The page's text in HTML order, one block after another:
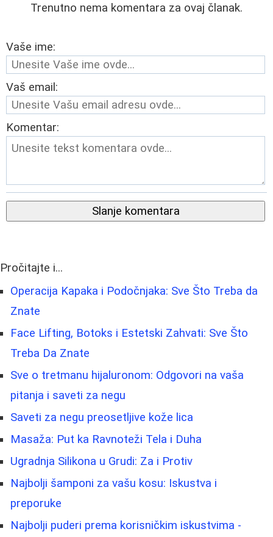
Trenutno nema komentara za ovaj članak.
Vaše ime:
Vaš email:
Komentar:
Slanje komentara
Pročitajte i...
Operacija Kapaka i Podočnjaka: Sve Što Treba da
Znate
Face Lifting, Botoks i Estetski Zahvati: Sve Što
Treba Da Znate
Sve o tretmanu hijaluronom: Odgovori na vaša
pitanja i saveti za negu
Saveti za negu preosetljive kože lica
Masaža: Put ka Ravnoteži Tela i Duha
Ugradnja Silikona u Grudi: Za i Protiv
Najbolji šamponi za vašu kosu: Iskustva i
preporuke
Najbolji puderi prema korisničkim iskustvima -